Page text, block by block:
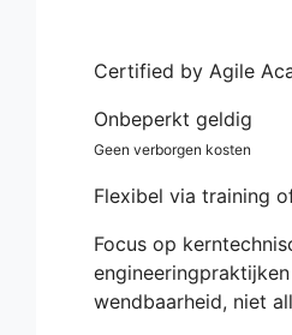
Certified by Agile
Onbeperkt geldig
Geen verborgen kosten
Flexibel via training
Focus op
wendbaarheid, niet